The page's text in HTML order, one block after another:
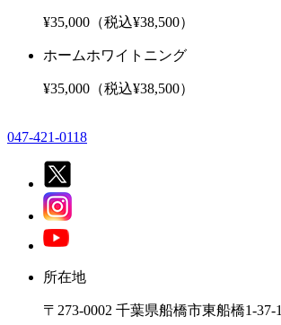
¥35,000（税込¥38,500）
ホームホワイトニング
¥35,000（税込¥38,500）
047-421-0118
所在地
〒273-0002 千葉県船橋市東船橋1-37-